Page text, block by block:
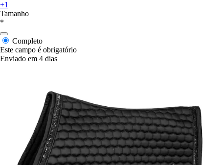
+1
Tamanho
*
Completo
Este campo é obrigatório
Enviado em 4 dias